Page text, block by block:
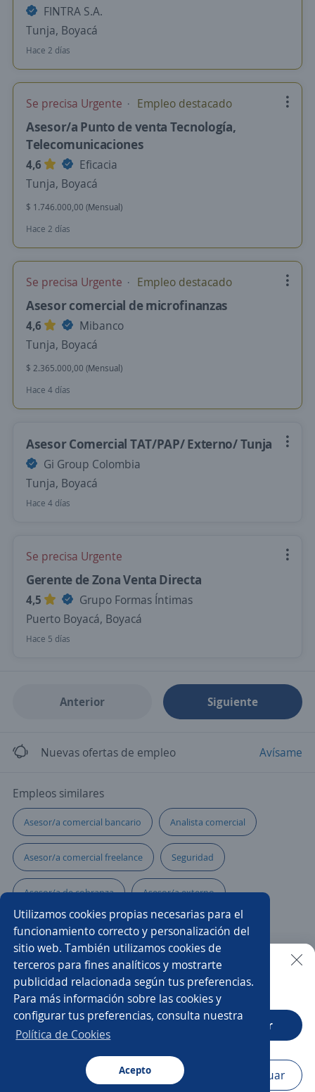
Utilizamos cookies propias necesarias para el
funcionamiento correcto y personalización del
sitio web. También utilizamos cookies de
terceros para fines analíticos y mostrarte
publicidad relacionada según tus preferencias.
Para más información sobre las cookies y
configurar tus preferencias, consulta nuestra
Política de Cookies
Acepto
FINTRA S.A.
Tunja, Boyacá
Hace 2 días
Se precisa Urgente Empleo destacado
Asesor/a Punto de venta Tecnología,
Telecomunicaciones
4,6
Eficacia
Tunja, Boyacá
$ 1.746.000,00 (Mensual)
Hace 2 días
Se precisa Urgente Empleo destacado
Asesor comercial de microfinanzas
4,6
Mibanco
Tunja, Boyacá
$ 2.365.000,00 (Mensual)
Hace 4 días
Asesor Comercial TAT/PAP/ Externo/ Tunja
Gi Group Colombia
Tunja, Boyacá
Hace 4 días
Se precisa Urgente
Gerente de Zona Venta Directa
4,5
Grupo Formas Íntimas
Puerto Boyacá, Boyacá
Hace 5 días
Anterior Siguiente
Nuevas ofertas de empleo Avísame
Empleos similares
Asesor/a comercial bancario Analista comercial
Asesor/a comercial freelance Seguridad
Asesor/a de cobranza Asesor/a externo
Oficial de crédito Comercial productos financieros
Especialista en contabilidad Comercial tienda
Analista de créditos Asesor/a comercial
Asesor/a comercial de telecomunicaciones
Ejecutivo/a comercial Asesor/a financiero
Buscar es más fácil en la app
CT App Abrir
Navegador Continuar